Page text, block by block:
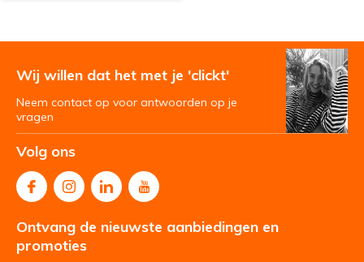
Wij willen dat het met je 'clickt'
Neem contact op voor antwoorden op je
vragen
Volg ons
Ontvang de nieuwste aanbiedingen en
promoties